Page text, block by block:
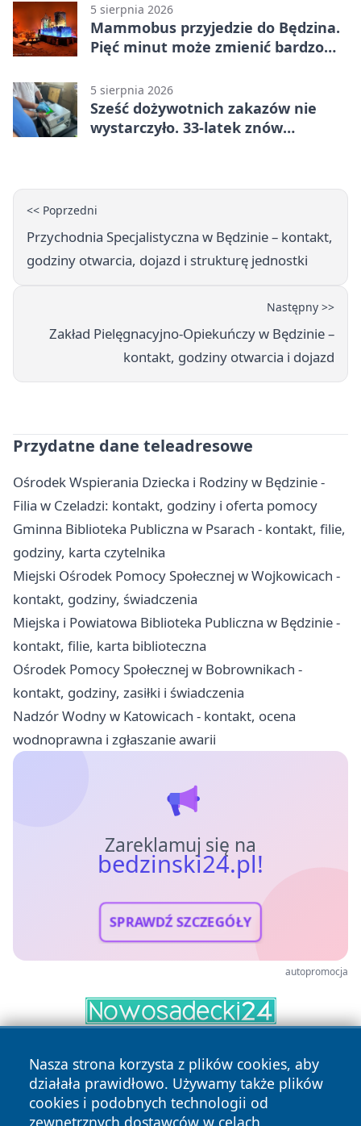
5 sierpnia 2026
Mammobus przyjedzie do Będzina.
Pięć minut może zmienić bardzo
5 sierpnia 2026
Sześć dożywotnich zakazów nie
wystarczyło. 33-latek znów
<< Poprzedni
Przychodnia Specjalistyczna w Będzinie – kontakt,
godziny otwarcia, dojazd i strukturę jednostki
Następny >>
Zakład Pielęgnacyjno-Opiekuńczy w Będzinie –
kontakt, godziny otwarcia i dojazd
Przydatne dane teleadresowe
Ośrodek Wspierania Dziecka i Rodziny w Będzinie -
Filia w Czeladzi: kontakt, godziny i oferta pomocy
Gminna Biblioteka Publiczna w Psarach - kontakt, filie,
godziny, karta czytelnika
Miejski Ośrodek Pomocy Społecznej w Wojkowicach -
kontakt, godziny, świadczenia
Miejska i Powiatowa Biblioteka Publiczna w Będzinie -
kontakt, filie, karta biblioteczna
Ośrodek Pomocy Społecznej w Bobrownikach -
kontakt, godziny, zasiłki i świadczenia
Nadzór Wodny w Katowicach - kontakt, ocena
wodnoprawna i zgłaszanie awarii
Zareklamuj się na
bedzinski24.pl!
SPRAWDŹ SZCZEGÓŁY
autopromocja
Nasza strona korzysta z plików cookies, aby
działała prawidłowo. Używamy także plików
cookies i podobnych technologii od
zewnętrznych dostawców w celach